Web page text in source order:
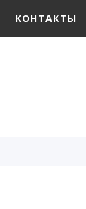
КОНТАКТЫ